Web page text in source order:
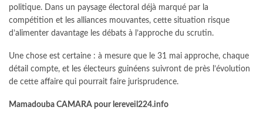
politique. Dans un paysage électoral déjà marqué par la
compétition et les alliances mouvantes, cette situation risque
d’alimenter davantage les débats à l’approche du scrutin.
Une chose est certaine : à mesure que le 31 mai approche, chaque
détail compte, et les électeurs guinéens suivront de près l’évolution
de cette affaire qui pourrait faire jurisprudence.
Mamadouba CAMARA pour lereveil224.info